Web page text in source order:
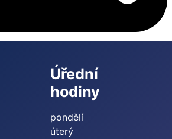
Úřední
hodiny
pondělí
úterý